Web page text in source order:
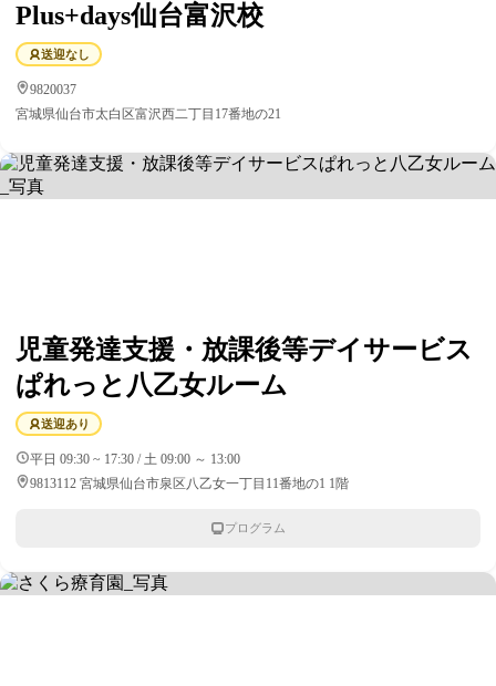
Plus+days仙台富沢校
送迎なし
9820037
宮城県仙台市太白区富沢西二丁目17番地の21
児童発達支援・放課後等デイサービス
ぱれっと八乙女ルーム
送迎あり
平日 09:30 ~ 17:30 / 土 09:00 ～ 13:00
9813112 宮城県仙台市泉区八乙女一丁目11番地の1 1階
プログラム